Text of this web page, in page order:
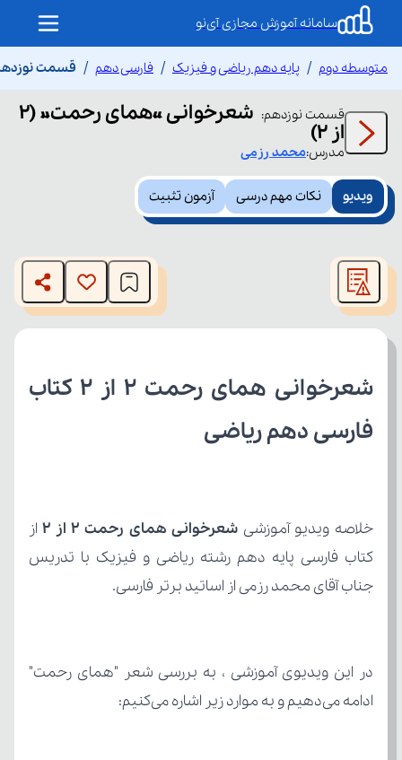
سامانه آموزش مجازی آی‌نو
متوسطه دوم پایه دهم ریاضی و فیزیک فارسی دهم قسمت نوزدهم
قسمت نوزدهم: شعرخوانی «همای رحمت» (2
از 2)
مدرس:محمد رزمی
ویدیو نکات مهم درسی آزمون تثبیت
modal
window.
The media could not be loaded, either because the server
or network failed or because the format is not supported.
فارسی دهم ریاضی
خلاصه ویدیو آموزشی شعرخوانی همای رحمت 2 از 2
جناب آقای محمد رزمی از اساتید برتر فارسی.
ادامه می‌دهیم و به موارد زیر اشاره می‌کنیم: